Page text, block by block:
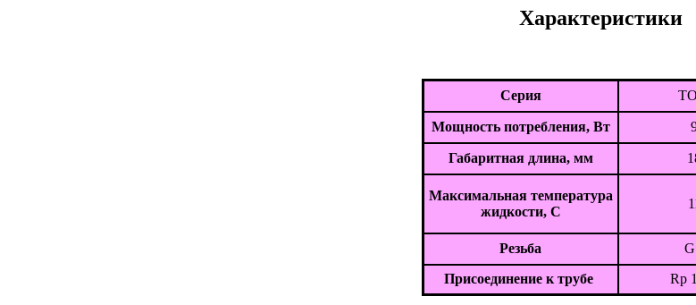
Характеристики
Серия
Мощность потребления, Вт
Габаритная длина, мм
Максимальная температура
жидкости, С
Резьба
Присоединение к трубе
Rp